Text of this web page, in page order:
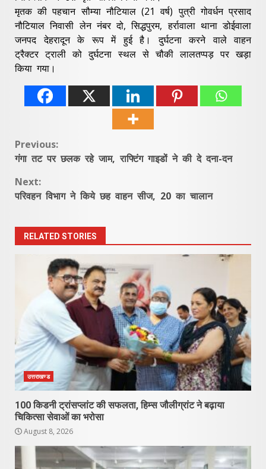
मृतक की पहचान सौम्या नौटियाल (21 वर्ष) पुत्री गोवर्धन प्रसाद
नौटियाल निवासी लेन नंबर दो, सिद्धपुरम, हर्रावाला थाना डोईवाला
जनपद देहरादून के रूप में हुई है। दुर्घटना करने वाले वाहन
ट्रैक्टर ट्राली को दुर्घटना स्थल से चौकी लालतप्पड़ पर खड़ा
किया गया।
Continue
Previous:
गंगा तट पर छलक रहे जाम, राफ्टिंग गाइडों ने की दे दना-दन
Next:
परिवहन विभाग ने किये छह वाहन सीज, 20 का चालान
RELATED STORIES
उत्तराखण्ड
100 किडनी ट्रांसप्लांट की सफलता, हिम्स जौलीग्रांट ने बढ़ाया
चिकित्सा सेवाओं का भरोसा
August 8, 2026